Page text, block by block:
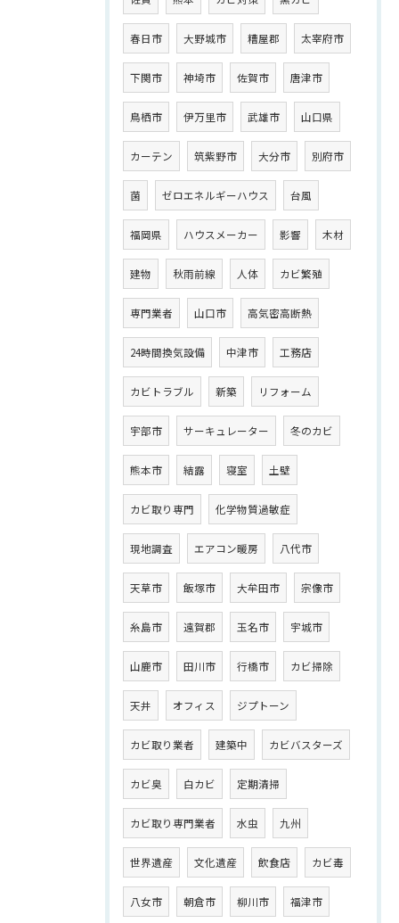
春日市 大野城市 糟屋郡 太宰府市
下関市 神埼市 佐賀市 唐津市
鳥栖市 伊万里市 武雄市 山口県
カーテン 筑紫野市 大分市 別府市
菌 ゼロエネルギーハウス 台風
福岡県 ハウスメーカー 影響 木材
建物 秋雨前線 人体 カビ繁殖
専門業者 山口市 高気密高断熱
24時間換気設備 中津市 工務店
カビトラブル 新築 リフォーム
宇部市 サーキュレーター 冬のカビ
熊本市 結露 寝室 土壁
カビ取り専門 化学物質過敏症
現地調査 エアコン暖房 八代市
天草市 飯塚市 大牟田市 宗像市
糸島市 遠賀郡 玉名市 宇城市
山鹿市 田川市 行橋市 カビ掃除
天井 オフィス ジプトーン
カビ取り業者 建築中 カビバスターズ
カビ臭 白カビ 定期清掃
カビ取り専門業者 水虫 九州
世界遺産 文化遺産 飲食店 カビ毒
八女市 朝倉市 柳川市 福津市